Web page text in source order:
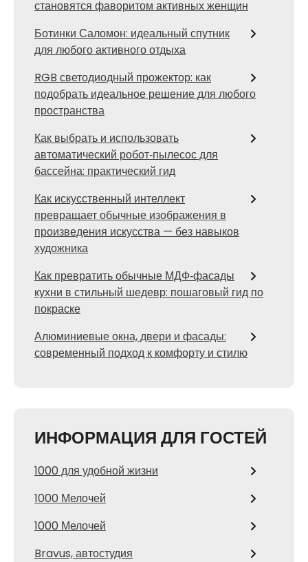
становятся фаворитом активных женщин
Ботинки Саломон: идеальный спутник
для любого активного отдыха
RGB светодиодный прожектор: как
подобрать идеальное решение для любого
пространства
Как выбрать и использовать
автоматический робот‑пылесос для
бассейна: практический гид
Как искусственный интеллект
превращает обычные изображения в
произведения искусства — без навыков
художника
Как превратить обычные МДФ‑фасады
кухни в стильный шедевр: пошаговый гид по
покраске
Алюминиевые окна, двери и фасады:
современный подход к комфорту и стилю
ИНФОРМАЦИЯ ДЛЯ ГОСТЕЙ
1000 для удобной жизни
1000 Мелочей
1000 Мелочей
Bravus, автостудия